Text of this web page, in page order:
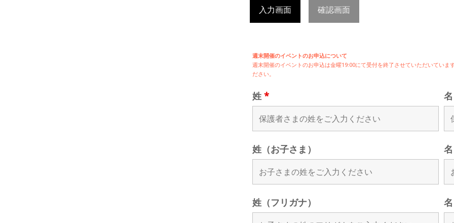
入力画面 確認画面
週末開催のイベントのお申込について
週末開催のイベントのお申込は金曜19:00にて受付を終了させていただいていま
ださい。
姓 *
姓（お子さま）
姓（フリガナ）